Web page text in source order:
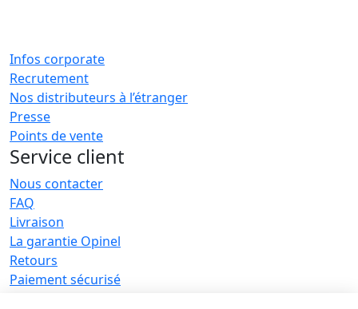
Infos corporate
Recrutement
Nos distributeurs à l’étranger
Presse
Points de vente
Service client
Nous contacter
FAQ
Livraison
La garantie Opinel
Retours
Paiement sécurisé